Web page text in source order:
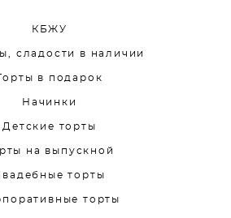
КБЖУ
сладости в наличии
в подарок
Начинки
Детские торты
на выпускной
торты
торты